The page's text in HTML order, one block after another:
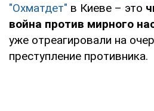
"Охматдет" в Киеве – это
война против мирного
уже отреагировали на
преступление противника.